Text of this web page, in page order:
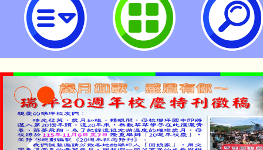
令營-AI人工智慧營」活動說明與
市立瑞坪國民中學